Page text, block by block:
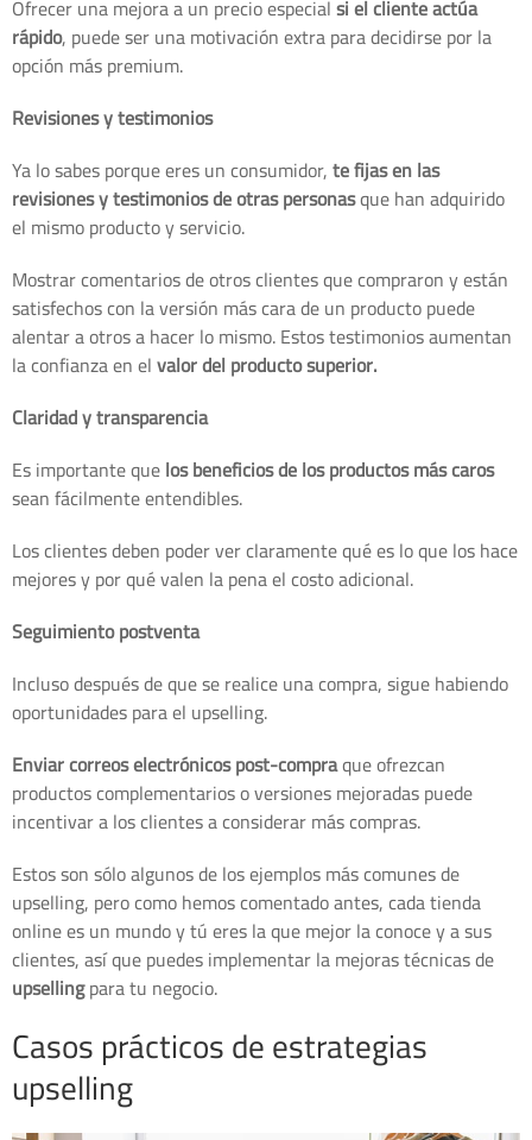
Ofrecer una mejora a un precio especialsi el cliente actúa
rápido, puede ser una motivación extra para decidirse por la
opción más premium.
Revisiones y testimonios
Ya lo sabes porque eres un consumidor,te fijas en las
revisiones y testimonios de otras personasque han adquirido
el mismo producto y servicio.
Mostrar comentarios de otros clientes que compraron y están
satisfechos con la versión más cara de un producto puede
alentar a otros a hacer lo mismo. Estos testimonios aumentan
la confianza en elvalor del producto superior.
Claridad y transparencia
Es importante quelos beneficios de los productos más caros
sean fácilmente entendibles.
Los clientes deben poder ver claramente qué es lo que los hace
mejores y por qué valen la pena el costo adicional.
Seguimiento postventa
Incluso después de que se realice una compra, sigue habiendo
oportunidades para el upselling.
Enviar correos electrónicos post-compraque ofrezcan
productos complementarios o versiones mejoradas puede
incentivar a los clientes a considerar más compras.
Estos son sólo algunos de los ejemplos más comunes de
upselling, pero como hemos comentado antes, cada tienda
online es un mundo y tú eres la que mejor la conoce y a sus
clientes, así que puedes implementar la mejoras técnicas de
upsellingpara tu negocio.
Casos prácticos de estrategias
upselling